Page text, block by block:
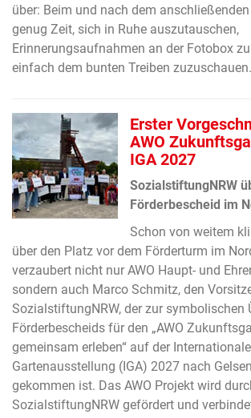
über: Beim und nach dem
genug Zeit, sich in Ruhe auszutauschen,
Erinnerungsaufnahmen an der Fotobox
einfach dem bunten Treiben zuzuschauen.
Erster
AWO
IGA 2027
SozialstiftungNRW
Förderbescheid im
Schon von weitem
über den Platz vor dem Förderturm im
verzaubert nicht nur AWO Haupt- und
sondern auch Marco Schmitz, den
SozialstiftungNRW, der zur symbolischen
Förderbescheids für den „AWO
gemeinsam erleben“ auf der
Gartenausstellung (IGA) 2027 nach
gekommen ist. Das AWO Projekt wird
SozialstiftungNRW gefördert und